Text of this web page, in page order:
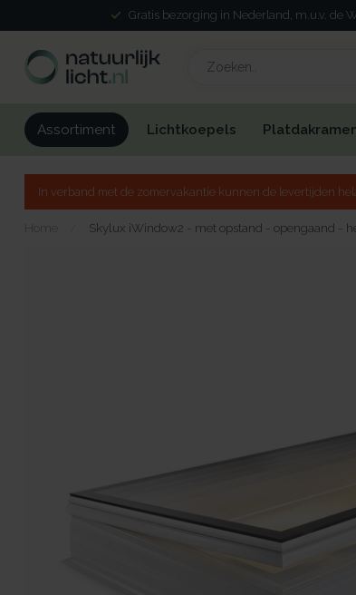
Gratis bezorging in Nederland, m.u.v. de
Assortiment Lichtkoepels
In verband met de zomervakantie kunnen de levertijden
Home Skylux iWindow2 - met opstand - opengaand -